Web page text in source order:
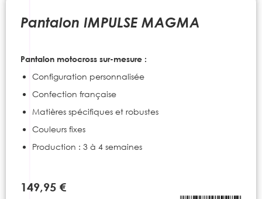
Pantalon IMPULSE MAGMA
Pantalon motocross sur-mesure :
Configuration personnalisée
Confection française
Matières spécifiques et robustes
Couleurs fixes
Production : 3 à 4 semaines
149,95 €
beginning
images
gallery